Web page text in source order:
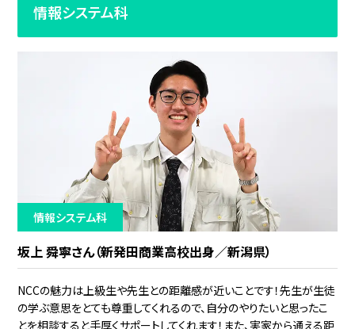
情報システム科
情報システム科
坂上 舜寧さん（新発田商業高校出身／新潟県）
NCCの魅力は上級生や先生との距離感が近いことです！先生が生徒
の学ぶ意思をとても尊重してくれるので、自分のやりたいと思ったこ
とを相談すると手厚くサポートしてくれます！また、実家から通える距